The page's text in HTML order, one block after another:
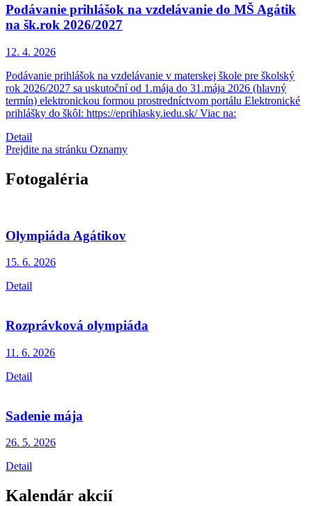
Podávanie prihlášok na vzdelávanie do MŠ Agátik
na šk.rok 2026/2027
12. 4. 2026
Podávanie prihlášok na vzdelávanie v materskej škole pre školský
rok 2026/2027 sa uskutoční od 1.mája do 31.mája 2026 (hlavný
termín) elektronickou formou prostredníctvom portálu Elektronické
prihlášky do škôl: https://eprihlasky.iedu.sk/ Viac na:
Detail
Prejdite na stránku Oznamy
Fotogaléria
Olympiáda Agátikov
15. 6. 2026
Detail
Rozprávková olympiáda
11. 6. 2026
Detail
Sadenie mája
26. 5. 2026
Detail
Kalendár akcií